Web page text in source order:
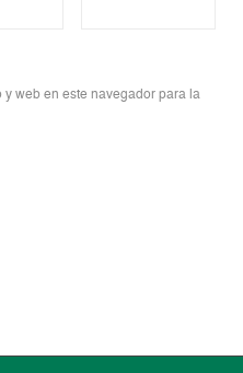
web en este navegador para la